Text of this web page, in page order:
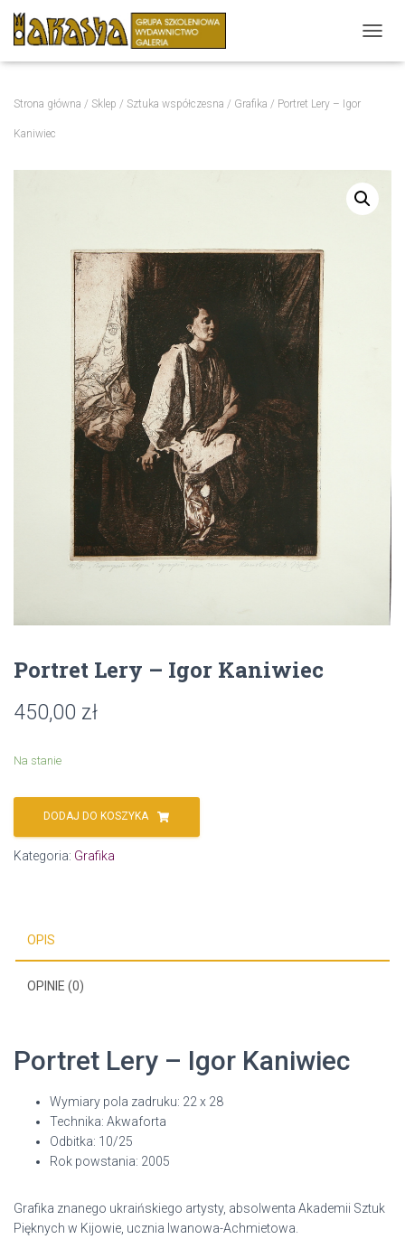
R
Strona główna / Sklep / Sztuka współczesna / Grafika / Portret Lery – Igor
Kaniwiec
Portret Lery – Igor Kaniwiec
450,00 zł
Na stanie
DODAJ DO KOSZYKA
Kategoria: Grafika
OPIS
OPINIE (0)
Portret Lery – Igor Kaniwiec
Wymiary pola zadruku: 22 x 28
Technika: Akwaforta
Odbitka: 10/25
Rok powstania: 2005
Grafika znanego ukraińskiego artysty, absolwenta Akademii Sztuk
Pięknych w Kijowie, ucznia Iwanowa-Achmietowa.